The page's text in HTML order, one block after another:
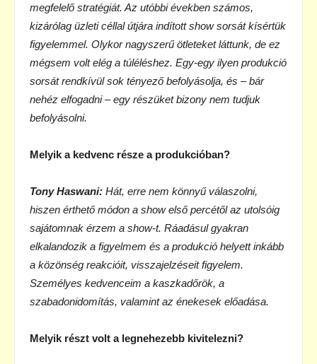
megfelelő stratégiát. Az utóbbi években számos,
kizárólag üzleti céllal útjára indított show sorsát kísértük
figyelemmel. Olykor nagyszerű ötleteket láttunk, de ez
mégsem volt elég a túléléshez. Egy-egy ilyen produkció
sorsát rendkívül sok tényező befolyásolja, és – bár
nehéz elfogadni – egy részüket bizony nem tudjuk
befolyásolni.
Melyik a kedvenc része a produkcióban?
Tony Haswani: Hát, erre nem könnyű válaszolni,
hiszen érthető módon a show első percétől az utolsóig
sajátomnak érzem a show-t. Ráadásul gyakran
elkalandozik a figyelmem és a produkció helyett inkább
a közönség reakcióit, visszajelzéseit figyelem.
Személyes kedvenceim a kaszkadőrök, a
szabadonidomítás, valamint az énekesek előadása.
Melyik részt volt a legnehezebb kivitelezni?